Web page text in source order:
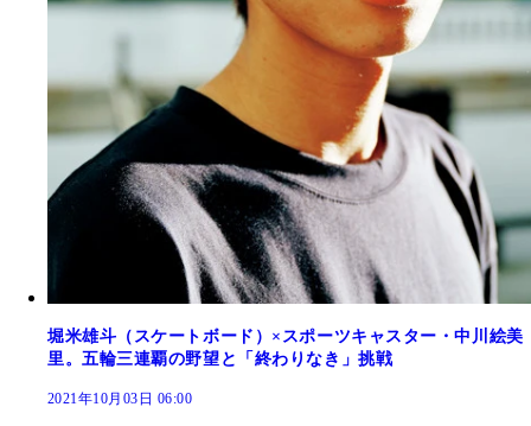
堀米雄斗（スケートボード）×スポーツキャスター・中川絵美
里。五輪三連覇の野望と「終わりなき」挑戦
2021年10月03日 06:00